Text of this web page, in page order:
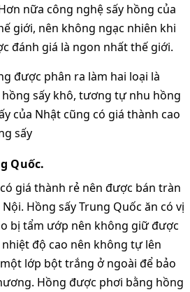
nữa công nghệ sấy hồng của
giới, nên không ngạc nhiên khi
đánh giá là ngon nhất thế giới.
được phân ra làm hai loại là
sấy khô, tương tự nhu hồng
của Nhật cũng có giá thành cao
sấy
Quốc.
giá thành rẻ nên được bán tràn
Hồng sấy Trung Quốc ăn có vị
bị tẩm ướp nên không giữ được
độ cao nên không tự lên
lớp bột trắng ở ngoài để bảo
Hồng được phơi bằng hồng